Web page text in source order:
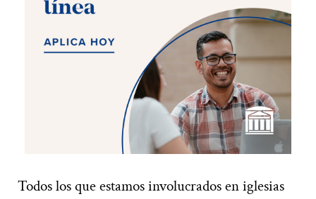
Todos los que estamos involucrados en iglesias